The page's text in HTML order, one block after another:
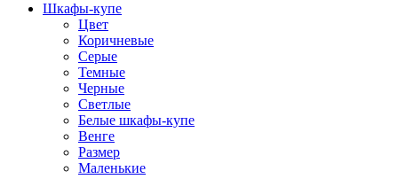
Шкафы-купе
Цвет
Коричневые
Серые
Темные
Черные
Светлые
Белые шкафы-купе
Венге
Размер
Маленькие